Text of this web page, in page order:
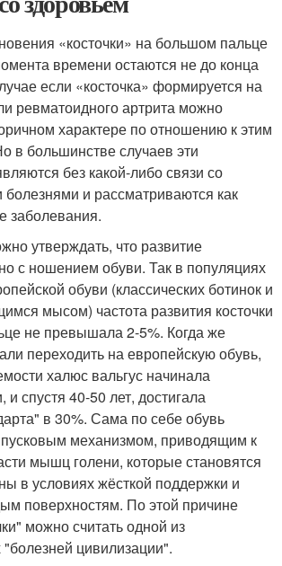
«косточки» на большом пальце
времени остаются не до конца
если «косточка» формируется на
ревматоидного артрита можно
характере по отношению к этим
в большинстве случаев эти
без какой-либо связи со
и рассматриваются как
заболевания.
утверждать, что развитие
с ношением обуви. Так в популяциях
обуви (классических ботинок и
мысом) частота развития косточки
не превышала 2-5%. Когда же
переходить на европейскую обувь,
халюс вальгус начинала
и спустя 40-50 лет, достигала
в 30%. Сама по себе обувь
пусковым механизмом, приводящим к
мышц голени, которые становятся
в условиях жёсткой поддержки и
поверхностям. По этой причине
можно считать одной из
цивилизации".